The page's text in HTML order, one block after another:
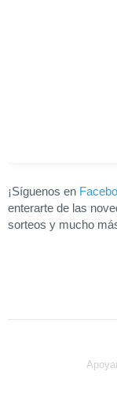
¡Síguenos en
enterarte de las
sorteos y mucho